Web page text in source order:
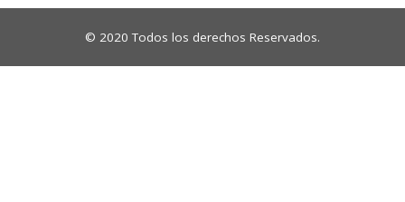
© 2020 Todos los derechos Reservados.